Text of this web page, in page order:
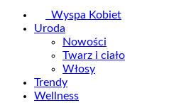
Wyspa Kobiet
Uroda
Nowości
Twarz i ciało
Włosy
Trendy
Wellness